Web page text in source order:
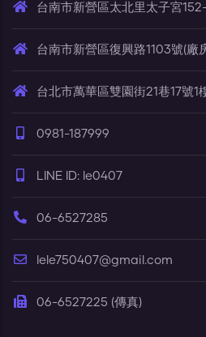
台南市新營區太北里太子宮
台南市新營區復興路1103號(廠
台北市萬華區雙園街21巷17號1
0981-187999
LINE ID: le0407
06-6527285
lele750407@gmail.com
06-6527225 (傳真)